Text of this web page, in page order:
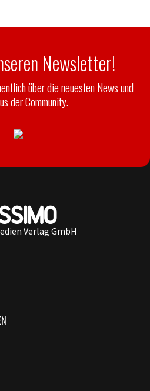
Newsletter!
über die neuesten News und
der Community.
Verlag GmbH